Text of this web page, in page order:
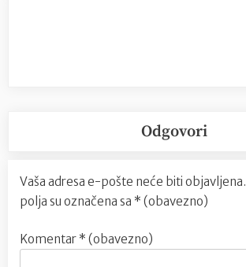
Odgovori
Vaša adresa e-pošte neće biti objavljena.
polja su označena sa * (obavezno)
Komentar * (obavezno)